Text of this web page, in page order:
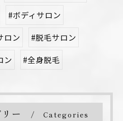
#ボディサロン
ロン
#脱毛サロン
ン
#全身脱毛
ー Categories